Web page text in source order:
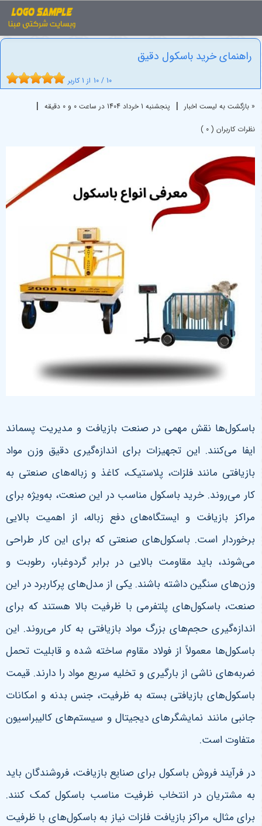
راهنمای خرید باسکول دقیق
10 / 10 از 1 کاربر
« بازگشت به لیست اخبار | پنجشنبه 1 خرداد 1404 در ساعت 0 و 0 دقیقه |
نظرات کاربران ( 0 )
باسکول‌ها نقش مهمی در صنعت بازیافت و مدیریت پسماند
ایفا می‌کنند. این تجهیزات برای اندازه‌گیری دقیق وزن مواد
بازیافتی مانند فلزات، پلاستیک، کاغذ و زباله‌های صنعتی به
کار می‌روند. خرید باسکول مناسب در این صنعت، به‌ویژه برای
مراکز بازیافت و ایستگاه‌های دفع زباله، از اهمیت بالایی
برخوردار است. باسکول‌های صنعتی که برای این کار طراحی
می‌شوند، باید مقاومت بالایی در برابر گردوغبار، رطوبت و
وزن‌های سنگین داشته باشند. یکی از مدل‌های پرکاربرد در این
صنعت، باسکول‌های پلتفرمی با ظرفیت بالا هستند که برای
اندازه‌گیری حجم‌های بزرگ مواد بازیافتی به کار می‌روند. این
باسکول‌ها معمولاً از فولاد مقاوم ساخته شده و قابلیت تحمل
ضربه‌های ناشی از بارگیری و تخلیه سریع مواد را دارند. قیمت
باسکول‌های بازیافتی بسته به ظرفیت، جنس بدنه و امکانات
جانبی مانند نمایشگرهای دیجیتال و سیستم‌های کالیبراسیون
متفاوت است.
در فرآیند فروش باسکول برای صنایع بازیافت، فروشندگان باید
به مشتریان در انتخاب ظرفیت مناسب باسکول کمک کنند.
برای مثال، مراکز بازیافت فلزات نیاز به باسکول‌های با ظرفیت